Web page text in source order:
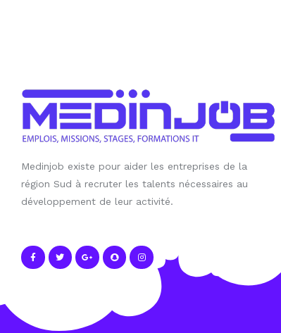
Medinjob existe pour aider les entreprises de la
région Sud à recruter les talents nécessaires au
développement de leur activité.